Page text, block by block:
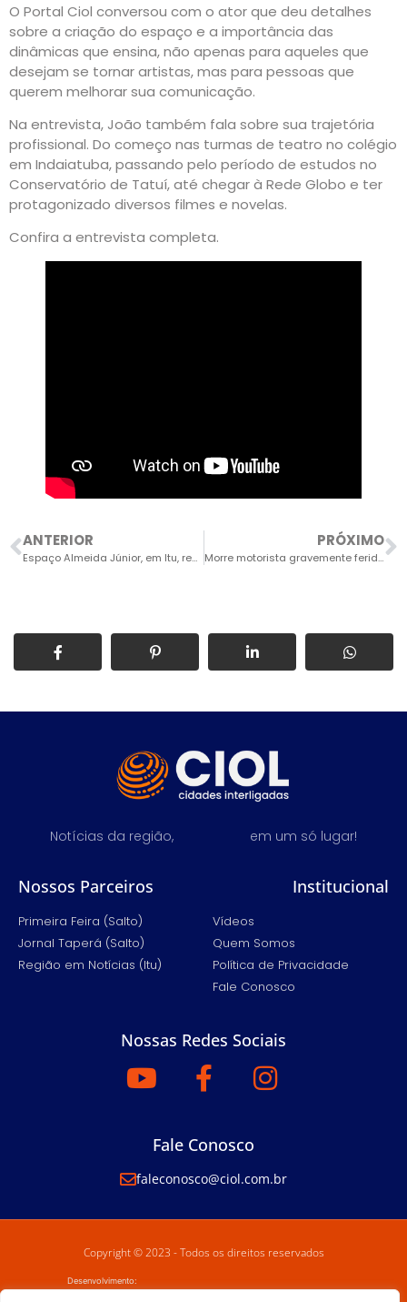
O Portal Ciol conversou com o ator que deu detalhes
sobre a criação do espaço e a importância das
dinâmicas que ensina, não apenas para aqueles que
desejam se tornar artistas, mas para pessoas que
querem melhorar sua comunicação.
Na entrevista, João também fala sobre sua trajetória
profissional. Do começo nas turmas de teatro no colégio
em Indaiatuba, passando pelo período de estudos no
Conservatório de Tatuí, até chegar à Rede Globo e ter
protagonizado diversos filmes e novelas.
Confira a entrevista completa.
ANTERIOR
Espaço Almeida Júnior, em Itu, receberá Secretaria de Cultura
PRÓXIMO
Morre motorista gravemente ferido em colisão com caminhão
Notícias da região, em um só lugar!
Nossos Parceiros
Primeira Feira (Salto)
Jornal Taperá (Salto)
Região em Notícias (Itu)
Institucional
Vídeos
Quem Somos
Política de Privacidade
Fale Conosco
Nossas Redes Sociais
Fale Conosco
faleconosco@ciol.com.br
Copyright © 2023 - Todos os direitos reservados
Desenvolvimento: